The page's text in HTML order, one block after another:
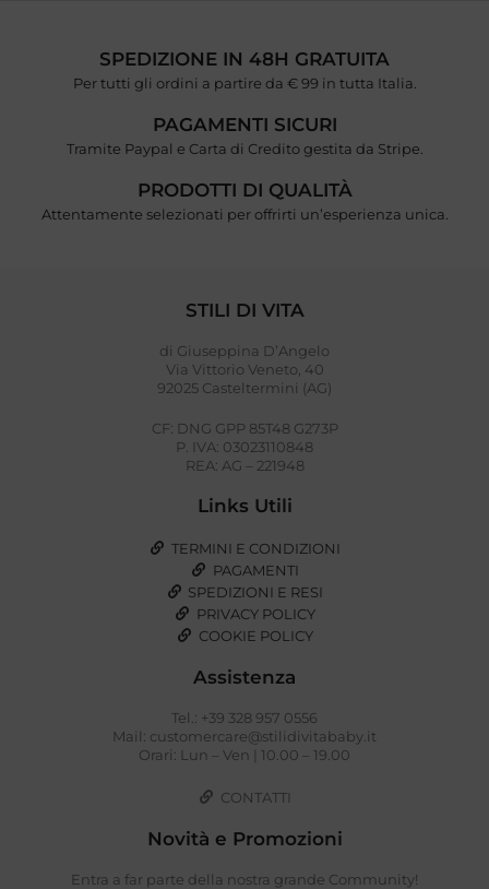
SPEDIZIONE IN 48H GRATUITA
Per tutti gli ordini a partire da € 99 in tutta Italia.
PAGAMENTI SICURI
Tramite Paypal e Carta di Credito gestita da Stripe.
PRODOTTI DI QUALITÀ
Attentamente selezionati per offrirti un’esperienza unica.
STILI DI VITA
di Giuseppina D’Angelo
Via Vittorio Veneto, 40
92025 Casteltermini (AG)
CF: DNG GPP 85T48 G273P
P. IVA: 03023110848
REA: AG – 221948
Links Utili
TERMINI E CONDIZIONI
PAGAMENTI
SPEDIZIONI E RESI
PRIVACY POLICY
COOKIE POLICY
Assistenza
Tel.: +39 328 957 0556
Mail: customercare@stilidivitababy.it
Orari: Lun – Ven | 10.00 – 19.00
CONTATTI
Novità e Promozioni
Entra a far parte della nostra grande Community!